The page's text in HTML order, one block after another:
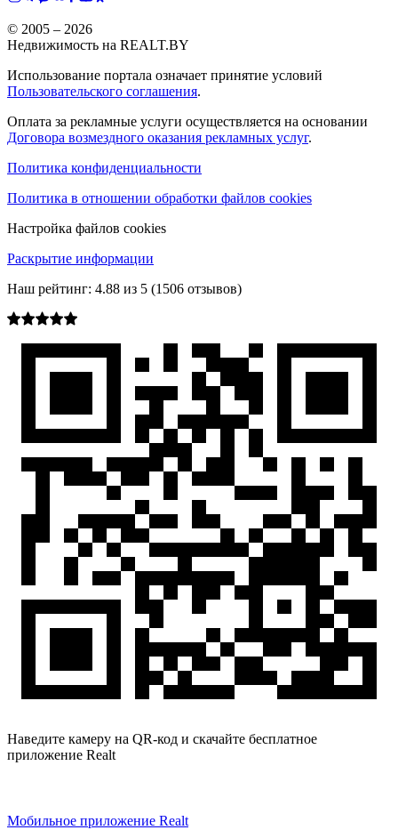
© 2005 – 2026
Недвижимость на REALT.BY
Использование портала означает принятие условий
Пользовательского соглашения.
Оплата за рекламные услуги осуществляется на основании
Договора возмездного оказания рекламных услуг.
Политика конфиденциальности
Политика в отношении обработки файлов cookies
Настройка файлов cookies
Раскрытие информации
Наш рейтинг: 4.88 из 5 (1506 отзывов)
Наведите камеру на QR-код и скачайте бесплатное
приложение Realt
Мобильное приложение Realt